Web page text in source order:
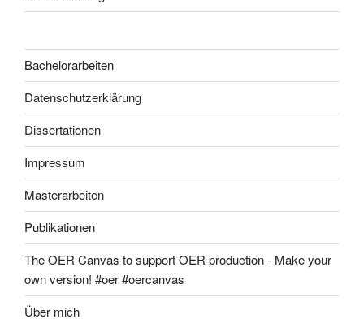
Bachelorarbeiten
Datenschutzerklärung
Dissertationen
Impressum
Masterarbeiten
Publikationen
The OER Canvas to support OER production - Make your
own version! #oer #oercanvas
Über mich